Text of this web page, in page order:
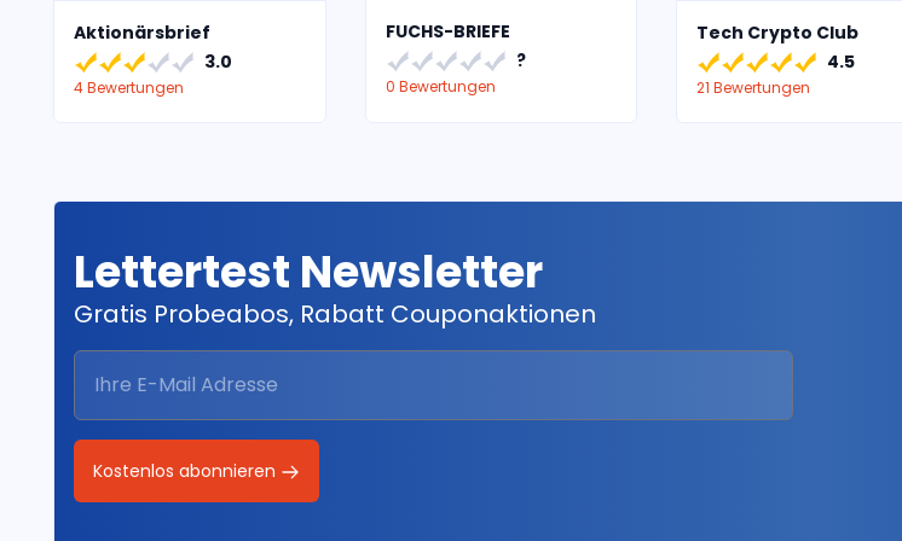
Aktionärsbrief
3.0
4 Bewertungen
FUCHS-BRIEFE
?
0 Bewertungen
Tech Crypto Club
4.5
21 Bewertungen
Lettertest Newsletter
Gratis Probeabos, Rabatt Couponaktionen
Kostenlos abonnieren